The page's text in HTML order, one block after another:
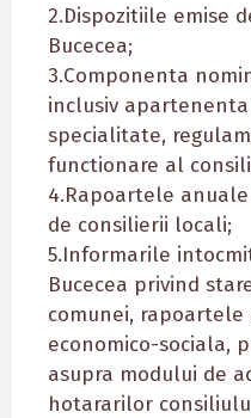
2.Dispozitiile emise
Bucecea;
3.Componenta
inclusiv
specialitate,
functionare al
4.Rapoartele
de consilierii locali;
5.Informarile
Bucecea privind
comunei,
economico-sociala,
asupra modului de
hotararilor